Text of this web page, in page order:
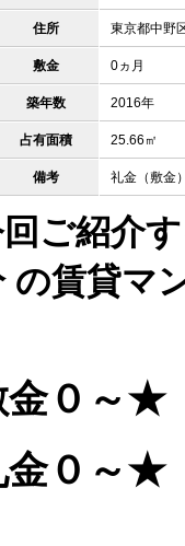
住所 東京都中野
敷金 0ヵ月
築年数 2016年
占有面積 25.66㎡
備考 礼金（敷金
ご紹介
の賃貸マ
金０～★
金０～★